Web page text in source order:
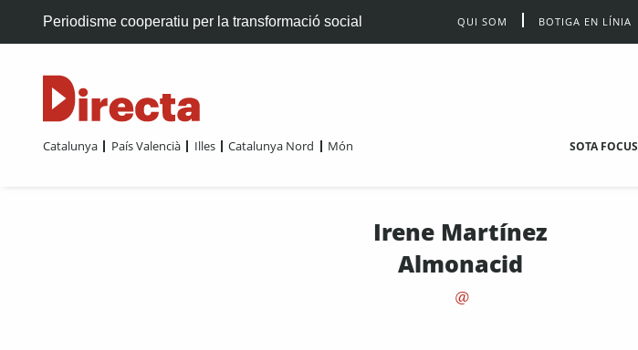
Periodisme cooperatiu per la transformació social QUI SOM BOTIGA EN LÍNIA
Catalunya País Valencià Illes Catalunya Nord Món SOTA FOCUS
Irene Martínez
Almonacid